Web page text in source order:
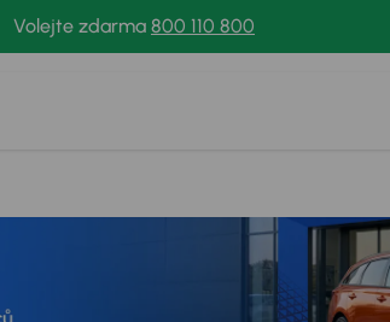
Volejte zdarma 800 110 800